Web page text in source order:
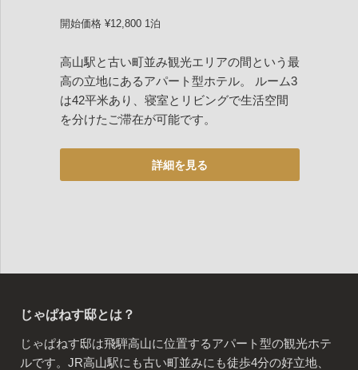
開始価格 ¥12,800 1泊
高山駅と古い町並み観光エリアの間という最
高の立地にあるアパート型ホテル。 ルーム3
は42平米あり、寝室とリビングで生活空間
を分けたご滞在が可能です。
じゃぱねす邸とは？
じゃぱねす邸は飛騨高山に位置するアパート型の観光ホテ
ルです。JR高山駅にも古い町並みにも徒歩4分の好立地、